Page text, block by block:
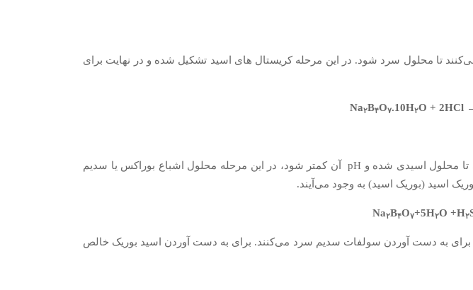
می‌کنند تا محلول سرد شود. در این مرحله کریستال های اسید تشکیل شده و در نهایت برای
Na۲B۴O۷.10H۲O + 2HCl
در این روش بوراکس سدیم را در مخزن می‌ریزند و سولفوریک اسید را به آن اضافه می‌کنند تا محلول اسیدی شده و pH آن کمتر شود، در این مرحله محلول اشباع بوراکس یا سدیم
اسید (بوریک اسید) به وجود می‌آیند.
Na۲B۴O۷+5H۲O +H۲
برای به دست آوردن سولفات سدیم سرد می‌کنند. برای به دست آوردن اسید بوریک خالص